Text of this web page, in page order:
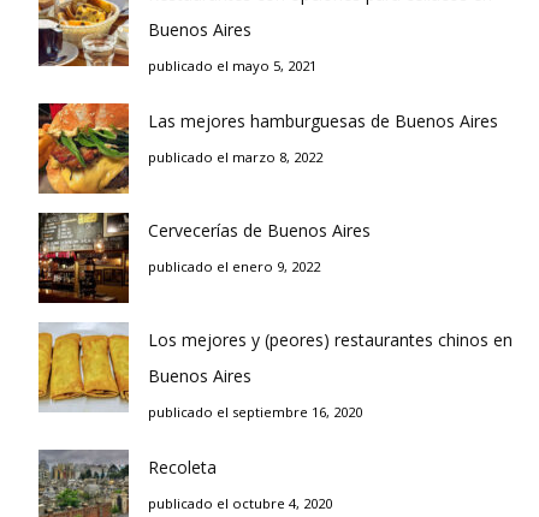
Buenos Aires
publicado el mayo 5, 2021
Las mejores hamburguesas de Buenos Aires
publicado el marzo 8, 2022
Cervecerías de Buenos Aires
publicado el enero 9, 2022
Los mejores y (peores) restaurantes chinos en
Buenos Aires
publicado el septiembre 16, 2020
Recoleta
publicado el octubre 4, 2020